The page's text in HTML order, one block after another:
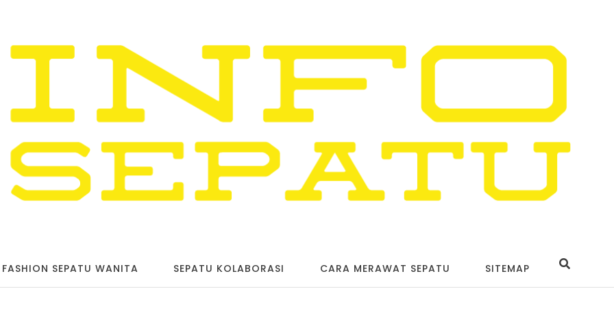
FASHION SEPATU WANITA SEPATU KOLABORASI CARA MERAWAT SEPATU SITEMAP